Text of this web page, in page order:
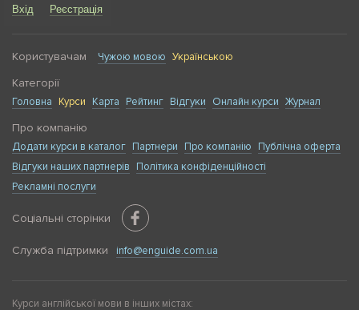
Вхід Реєстрація
Користувачам Чужою мовою Українською
Категорії
Головна Курси Карта Рейтинг Відгуки Онлайн курси Журнал
Про компанію
Додати курси в каталог Партнери Про компанію
Публічна оферта
Відгуки наших партнерів
Політика конфіденційності
Рекламні послуги
Соціальні сторінки
Служба підтримки info@enguide.com.ua
Курси англійської мови в інших містах: